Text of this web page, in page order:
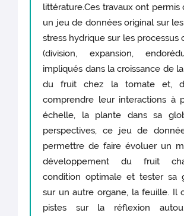
littérature.Ces travaux ont permis
un jeu de données original sur
stress hydrique sur les processus
(division, expansion,
impliqués dans la croissance de
du fruit chez la tomate et,
comprendre leur interactions à
échelle, la plante dans sa
perspectives, ce jeu de
permettre de faire évoluer un
développement du fruit
condition optimale et tester sa
sur un autre organe, la feuille. Il
pistes sur la réflexion